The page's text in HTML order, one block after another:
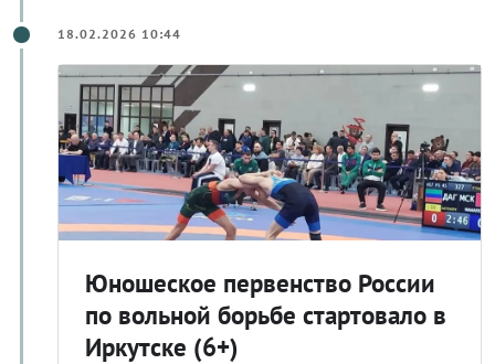
18.02.2026 10:44
Юношеское первенство России
по вольной борьбе стартовало в
Иркутске (6+)